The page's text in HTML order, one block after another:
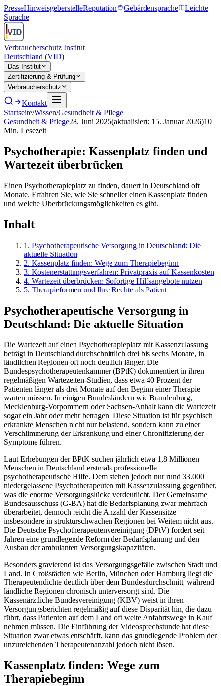
PresseHinweisgeberstelleReputation Gebärdensprache
Leichte
Sprache
Verbraucherschutz Institut
Deutschland (VID)
Das Institut
Zertifizierung & Prüfung
Verbraucherschutz
Kontakt
Startseite/Wissen/Gesundheit & Pflege
Gesundheit & Pflege28. Juni 2025(aktualisiert: 15. Januar 2026)10
Min. Lesezeit
Psychotherapie: Kassenplatz finden und
Wartezeit überbrücken
Einen Psychotherapieplatz zu finden, dauert in Deutschland oft
Monate. Erfahren Sie, wie Sie schneller einen Kassenplatz finden
und welche Überbrückungsmöglichkeiten es gibt.
Inhalt
1 . Psychotherapeutische Versorgung in Deutschland: Die
aktuelle Situation
2. Kassenplatz finden: Wege zum Therapiebeginn
3. Kostenerstattungsverfahren: Privatpraxis auf Kassenkosten
4. Wartezeit überbrücken: Sofortige Hilfsangebote nutzen
5. Therapieformen und Ihre Rechte als Patient
Psychotherapeutische Versorgung in
Deutschland: Die aktuelle Situation
Die Wartezeit auf einen Psychotherapieplatz mit Kassenzulassung
beträgt in Deutschland durchschnittlich drei bis sechs Monate, in
ländlichen Regionen oft noch deutlich länger. Die
Bundespsychotherapeutenkammer (BPtK) dokumentiert in ihren
regelmäßigen Wartezeiten-Studien, dass etwa 40 Prozent der
Patienten länger als drei Monate auf den Beginn einer Therapie
warten müssen. In einigen Bundesländern wie Brandenburg,
Mecklenburg-Vorpommern oder Sachsen-Anhalt kann die Wartezeit
sogar ein Jahr oder mehr betragen. Diese Situation ist für psychisch
erkrankte Menschen nicht nur belastend, sondern kann zu einer
Verschlimmerung der Erkrankung und einer Chronifizierung der
Symptome führen.
Laut Erhebungen der BPtK suchen jährlich etwa 1,8 Millionen
Menschen in Deutschland erstmals professionelle
psychotherapeutische Hilfe. Dem stehen jedoch nur rund 33.000
niedergelassene Psychotherapeuten mit Kassenzulassung gegenüber,
was die enorme Versorgungslücke verdeutlicht. Der Gemeinsame
Bundesausschuss (G-BA) hat die Bedarfsplanung zwar mehrfach
überarbeitet, dennoch reicht die Anzahl der Kassensitze
insbesondere in strukturschwachen Regionen bei Weitem nicht aus.
Die Deutsche Psychotherapeutenvereinigung (DPtV) fordert seit
Jahren eine grundlegende Reform der Bedarfsplanung und den
Ausbau der ambulanten Versorgungskapazitäten.
Besonders gravierend ist das Versorgungsgefälle zwischen Stadt und
Land. In Großstädten wie Berlin, München oder Hamburg liegt die
Therapeutendichte deutlich über dem Bundesdurchschnitt, während
ländliche Regionen chronisch unterversorgt sind. Die
Kassenärztliche Bundesvereinigung (KBV) weist in ihren
Versorgungsberichten regelmäßig auf diese Disparität hin, die dazu
führt, dass Patienten auf dem Land oft weite Anfahrtswege in Kauf
nehmen müssen. Die Einführung der Videosprechstunde hat diese
Situation zwar etwas entschärft, kann das grundlegende Problem der
unzureichenden Therapeutenanzahl jedoch nicht lösen.
Kassenplatz finden: Wege zum
Therapiebeginn